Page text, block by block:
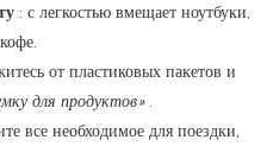
: с легкостью вмещает ноутбуки,
от пластиковых пакетов и
для продуктов».
все необходимое для поездки,